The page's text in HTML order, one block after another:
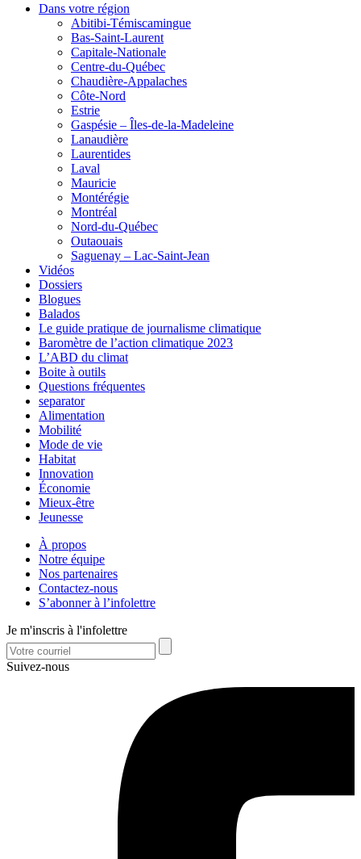
Dans votre région
Abitibi-Témiscamingue
Bas-Saint-Laurent
Capitale-Nationale
Centre-du-Québec
Chaudière-Appalaches
Côte-Nord
Estrie
Gaspésie – Îles-de-la-Madeleine
Lanaudière
Laurentides
Laval
Mauricie
Montérégie
Montréal
Nord-du-Québec
Outaouais
Saguenay – Lac-Saint-Jean
Vidéos
Dossiers
Blogues
Balados
Le guide pratique de journalisme climatique
Baromètre de l’action climatique 2023
L’ABD du climat
Boite à outils
Questions fréquentes
separator
Alimentation
Mobilité
Mode de vie
Habitat
Innovation
Économie
Mieux-être
Jeunesse
À propos
Notre équipe
Nos partenaires
Contactez-nous
S’abonner à l’infolettre
Je m'inscris à l'infolettre
Suivez-nous